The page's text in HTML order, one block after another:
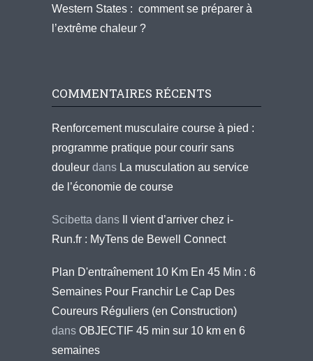
Western States : comment se préparer à
l’extrême chaleur ?
COMMENTAIRES RÉCENTS
Renforcement musculaire course à pied :
programme pratique pour courir sans
douleur dans La musculation au service
de l’économie de course
Scibetta dans
Il vient d’arriver chez i-
Run.fr : MyTens de Bewell Connect
Plan D'entraînement 10 Km En 45 Min : 6
Semaines Pour Franchir Le Cap Des
Coureurs Réguliers (en Construction)
dans OBJECTIF 45 min sur 10 km en 6
semaines